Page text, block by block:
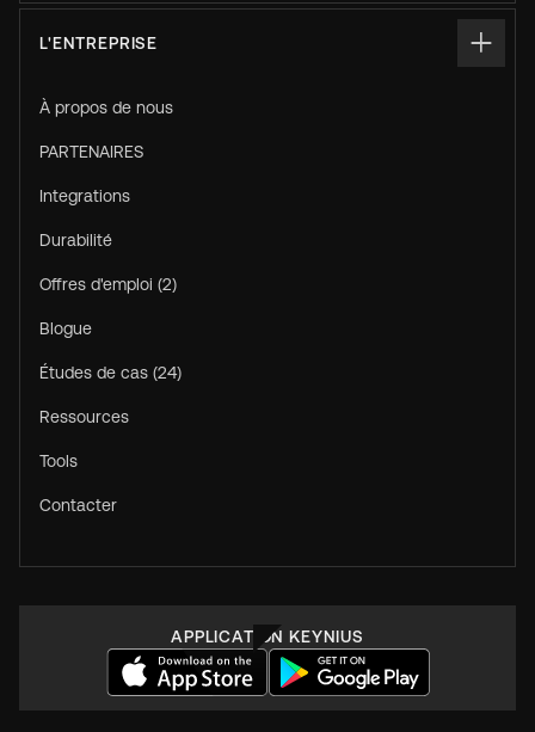
L'ENTREPRISE
À propos de nous
PARTENAIRES
Integrations
Durabilité
Offres d'emploi (2)
Blogue
Études de cas (24)
Ressources
Tools
Contacter
APPLICATION KEYNIUS